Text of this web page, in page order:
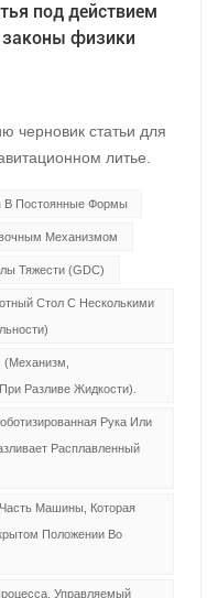
под действием
законы физики
черновик статьи для
литье.
технические
---
производственный
временем
и
литье. Этот процесс,
формы»,
подразумевает его
для
расплавленным
В Постоянные Формы
Механизмом
Тяжести (GDC)
Стол С Несколькими
(механизм,
Разливе Жидкости).
Рука Или
Расплавленный
Машины, Которая
Положении Во
Управляемый